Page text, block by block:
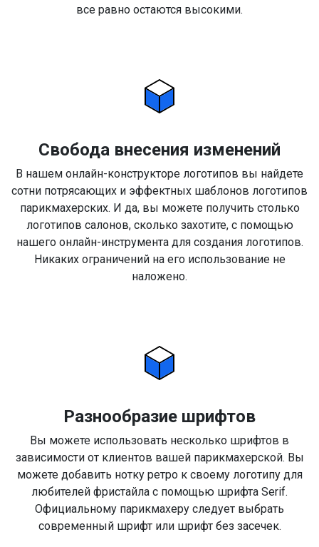
все равно остаются высокими.
Свобода внесения изменений
В нашем онлайн-конструкторе логотипов вы найдете
сотни потрясающих и эффектных шаблонов логотипов
парикмахерских. И да, вы можете получить столько
логотипов салонов, сколько захотите, с помощью
нашего онлайн-инструмента для создания логотипов.
Никаких ограничений на его использование не
наложено.
Разнообразие шрифтов
Вы можете использовать несколько шрифтов в
зависимости от клиентов вашей парикмахерской. Вы
можете добавить нотку ретро к своему логотипу для
любителей фристайла с помощью шрифта Serif.
Официальному парикмахеру следует выбрать
современный шрифт или шрифт без засечек.